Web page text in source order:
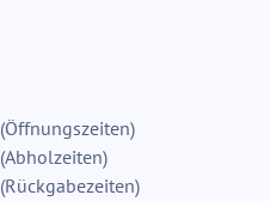
(Öffnungszeiten)
(Abholzeiten)
(Rückgabezeiten)